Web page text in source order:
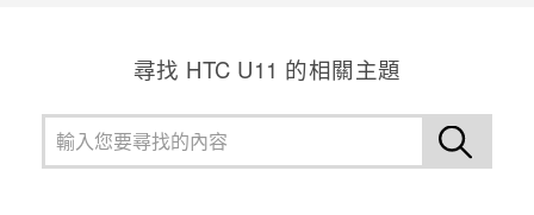
尋找 HTC U11 的相關主題